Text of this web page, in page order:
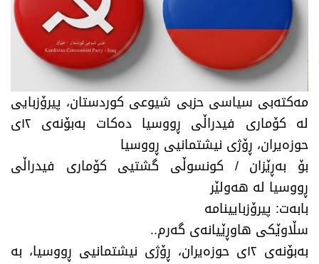
مەکتەبی سیاسی حزبی شیوعی کوردستان، پیرۆزبایی
لە کۆماری فیدراڵی ڕووسیا دەکات ​بەبۆنەی ١٢ی
حوزەیران، ڕۆژی نیشتمانیی ڕووسیا
​بۆ بەڕێزان / کونسوڵی گشتیی کۆماری فیدراڵی
ڕووسیا لە هەولێر
​بابەت: پیرۆزبایینامە
​سڵاوێکی هاوڕێیانەی گەرم..
​بەبۆنەی ١٢ی حوزەیران، ڕۆژی نیشتمانیی ڕووسیا، بە